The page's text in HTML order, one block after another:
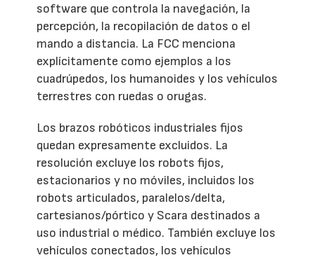
software que controla la navegación, la
percepción, la recopilación de datos o el
mando a distancia. La FCC menciona
explícitamente como ejemplos a los
cuadrúpedos, los humanoides y los vehículos
terrestres con ruedas o orugas.
Los brazos robóticos industriales fijos
quedan expresamente excluidos. La
resolución excluye los robots fijos,
estacionarios y no móviles, incluidos los
robots articulados, paralelos/delta,
cartesianos/pórtico y Scara destinados a
uso industrial o médico. También excluye los
vehículos conectados, los vehículos